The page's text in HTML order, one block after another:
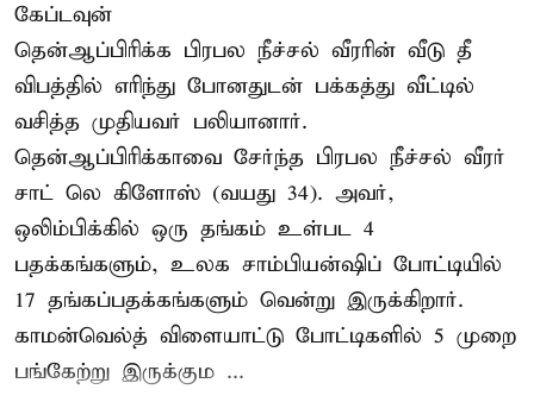
கேப்டவுன்
தென்ஆப்பிரிக்க பிரபல நீச்சல் வீரரின் வீடு தீ
விபத்தில் எரிந்து போனதுடன் பக்கத்து வீட்டில்
வசித்த முதியவர் பலியானார்.
தென்ஆப்பிரிக்காவை சேர்ந்த பிரபல நீச்சல் வீரர்
சாட் லெ கிளோஸ் (வயது 34). அவர்,
ஒலிம்பிக்கில் ஒரு தங்கம் உள்பட 4
பதக்கங்களும், உலக சாம்பியன்ஷிப் போட்டியில்
17 தங்கப்பதக்கங்களும் வென்று இருக்கிறார்.
காமன்வெல்த் விளையாட்டு போட்டிகளில் 5 முறை
பங்கேற்று இருக்கும ...